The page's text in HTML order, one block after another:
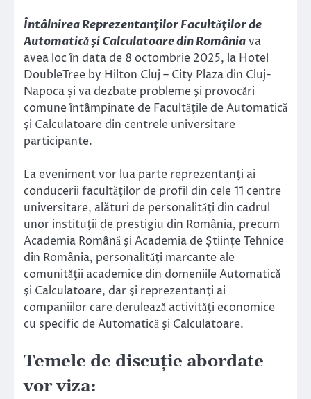
Întâlnirea Reprezentanţilor Facultǎţilor de
Automaticǎ şi Calculatoare din Româniava
avea loc în data de 8 octombrie 2025, la Hotel
DoubleTree by Hilton Cluj – City Plaza din Cluj-
Napoca și va dezbate probleme şi provocǎri
comune întâmpinate de Facultǎţile de Automaticǎ
şi Calculatoare din centrele universitare
participante.
La eveniment vor lua parte reprezentanţi ai
conducerii facultǎţilor de profil din cele 11 centre
universitare, alături de personalitǎţi din cadrul
unor instituţii de prestigiu din România, precum
Academia Românǎ şi Academia de Științe Tehnice
din România, personalitǎţi marcante ale
comunitǎţii academice din domeniile Automaticǎ
şi Calculatoare, dar şi reprezentanţi ai
companiilor care deruleazǎ activitǎţi economice
cu specific de Automaticǎ şi Calculatoare.
Temele de discuție abordate
vor viza: